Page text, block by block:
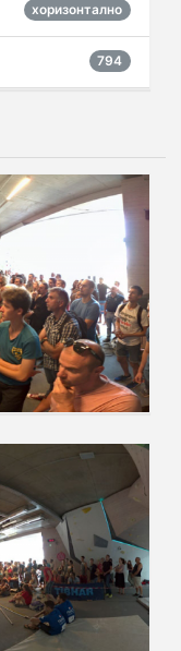
хоризонтално
794